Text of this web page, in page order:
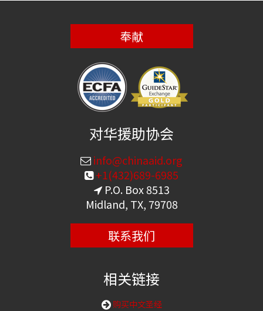
奉献
对华援助协会
info@chinaaid.org
+1(432)689-6985
P.O. Box 8513
Midland, TX, 79708
联系我们
相关链接
购买中文圣经